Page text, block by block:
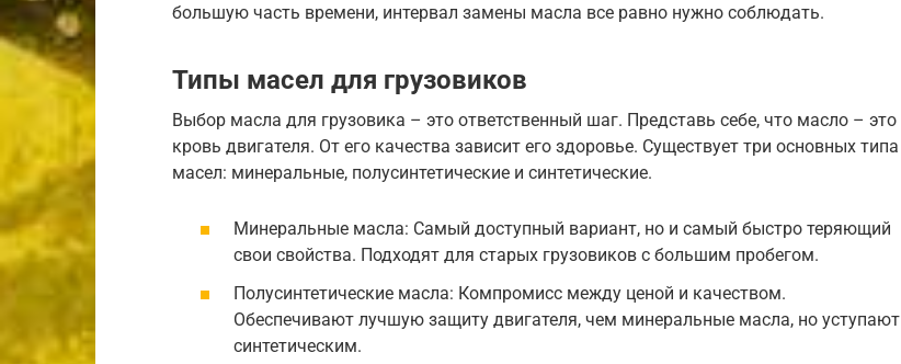
большую часть времени, интервал замены масла все равно нужно соблюдать.
Типы масел для грузовиков
Выбор масла для грузовика – это ответственный шаг. Представь себе, что масло – это
кровь двигателя. От его качества зависит его здоровье. Существует три основных типа
масел: минеральные, полусинтетические и синтетические.
Минеральные масла: Самый доступный вариант, но и самый быстро теряющий
свои свойства. Подходят для старых грузовиков с большим пробегом.
Полусинтетические масла: Компромисс между ценой и качеством.
Обеспечивают лучшую защиту двигателя, чем минеральные масла, но уступают
синтетическим.